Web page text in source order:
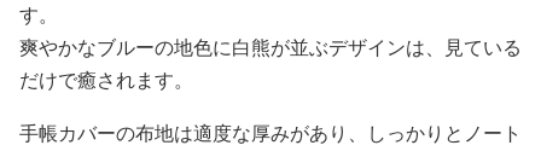
す。
爽やかなブルーの地色に白熊が並ぶデザインは、見ている
だけで癒されます。
手帳カバーの布地は適度な厚みがあり、しっかりとノート